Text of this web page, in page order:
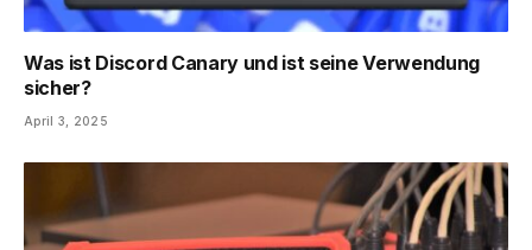
Was ist Discord Canary und ist seine Verwendung
sicher?
April 3, 2025